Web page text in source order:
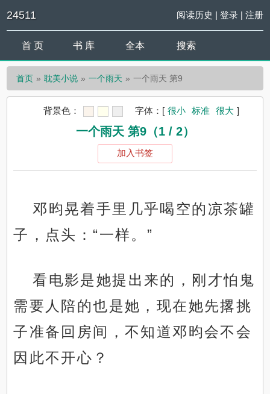
24511 阅读历史 | 登录| 注册
首 页 书 库 全本 搜索
首页 耽美小说 一个雨天 一个雨天 第9
背景色： 字体： [ 很小 标准 很大 ]
一个雨天 第9（1 / 2）
加入书签
邓昀晃着手里几乎喝空的凉茶罐
子，点头：“一样。”
看电影是她提出来的，刚才怕鬼
需要人陪的也是她，现在她先撂挑
子准备回房间，不知道邓昀会不会
因此不开心？